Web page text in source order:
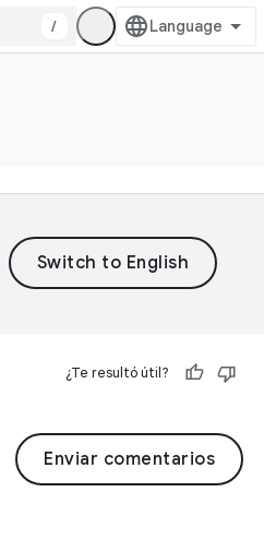
/
¿Te resultó útil?
Enviar comentarios